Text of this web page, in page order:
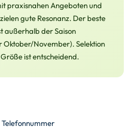
praxisnahen Angeboten und
gute Resonanz. Der beste
außerhalb der Saison
November). Selektion
ist entscheidend.